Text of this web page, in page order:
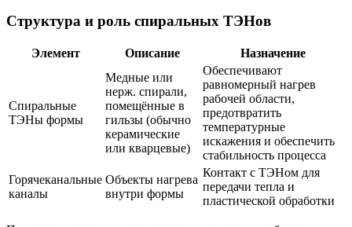
Структура и роль спиральных ТЭНов
Элемент Описание Назначение
Спиральные
ТЭНы формы
Медные или
нерж. спирали,
помещённые в
гильзы (обычно
керамические
или кварцевые)
Обеспечивают
равномерный нагрев
рабочей области,
предотвратить
температурные
искажения и обеспечить
стабильность процесса
Горячеканальные
каналы
Объекты нагрева
внутри формы
Контакт с ТЭНом для
передачи тепла и
пластической обработки